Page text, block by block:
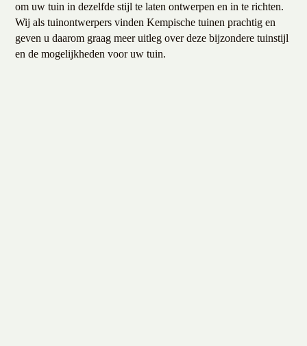
om uw tuin in dezelfde stijl te laten ontwerpen en in te richten.
Wij als tuinontwerpers vinden Kempische tuinen prachtig en
geven u daarom graag meer uitleg over deze bijzondere tuinstijl
en de mogelijkheden voor uw tuin.